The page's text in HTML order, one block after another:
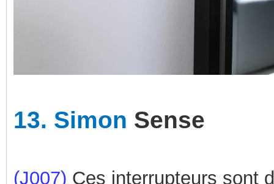
13. Simon Sense
(J007) Ces interrupteurs sont